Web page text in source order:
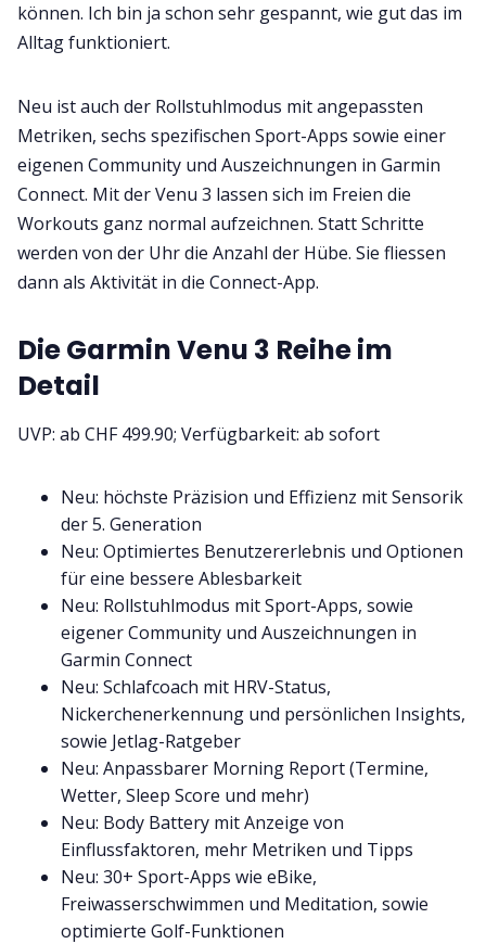
können. Ich bin ja schon sehr gespannt, wie gut das im
Alltag funktioniert.
Neu ist auch der Rollstuhlmodus mit angepassten
Metriken, sechs spezifischen Sport-Apps sowie einer
eigenen Community und Auszeichnungen in Garmin
Connect. Mit der Venu 3 lassen sich im Freien die
Workouts ganz normal aufzeichnen. Statt Schritte
werden von der Uhr die Anzahl der Hübe. Sie fliessen
dann als Aktivität in die Connect-App.
Die Garmin Venu 3 Reihe im
Detail
UVP: ab CHF 499.90; Verfügbarkeit: ab sofort
Neu: höchste Präzision und Effizienz mit Sensorik
der 5. Generation
Neu: Optimiertes Benutzererlebnis und Optionen
für eine bessere Ablesbarkeit
Neu: Rollstuhlmodus mit Sport-Apps, sowie
eigener Community und Auszeichnungen in
Garmin Connect
Neu: Schlafcoach mit HRV-Status,
Nickerchenerkennung und persönlichen Insights,
sowie Jetlag-Ratgeber
Neu: Anpassbarer Morning Report (Termine,
Wetter, Sleep Score und mehr)
Neu: Body Battery mit Anzeige von
Einflussfaktoren, mehr Metriken und Tipps
Neu: 30+ Sport-Apps wie eBike,
Freiwasserschwimmen und Meditation, sowie
optimierte Golf-Funktionen